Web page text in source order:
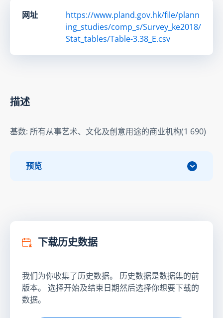
网址
https://www.pland.gov.hk/file/plann
ing_studies/comp_s/Survey_ke2018/
Stat_tables/Table-3.38_E.csv
描述
基数: 所有从事艺术、文化及创意用途的商业机构(1 690)
预览
下载历史数据
我们为你收集了历史数据。 历史数据是数据集的前
版本。 选择开始及结束日期然后选择你想要下载的
数据。